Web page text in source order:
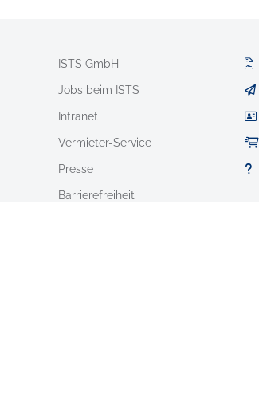
ISTS GmbH
Jobs beim ISTS
Intranet
Vermieter-Service
Presse
Barrierefreiheit